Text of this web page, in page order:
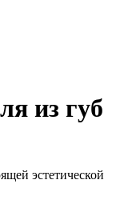
из губ
эстетической